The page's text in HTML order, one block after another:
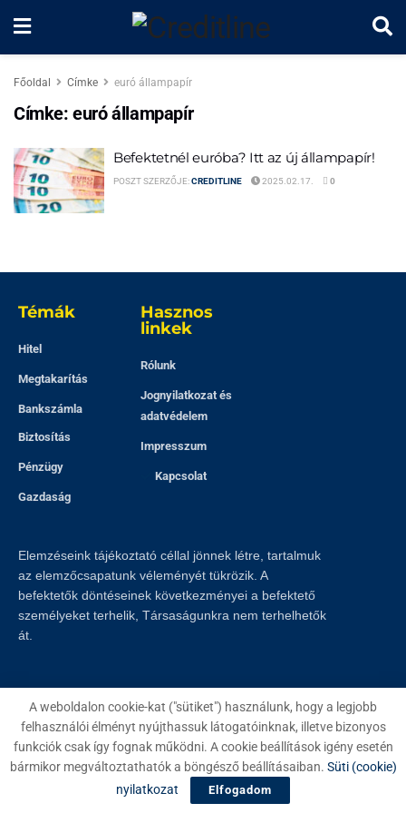
Főoldal Címke euró állampapír
Címke:euró állampapír
Befektetnél euróba? Itt az új állampapír!
POSZT SZERZŐJE:CREDITLINE 2025.02.17. 0
Témák
Hitel
Megtakarítás
Bankszámla
Biztosítás
Pénzügy
Gazdaság
Hasznos
linkek
Rólunk
Jognyilatkozat és
adatvédelem
Impresszum
Kapcsolat
Elemzéseink tájékoztató céllal jönnek létre, tartalmuk
az elemzőcsapatunk véleményét tükrözik. A
befektetők döntéseinek következményei a befektető
személyeket terhelik, Társaságunkra nem terhelhetők
át.
© 2023Creditline- Minden jog fenntartva
A weboldalon cookie-kat ("sütiket") használunk, hogy a legjobb
felhasználói élményt nyújthassuk látogatóinknak, illetve bizonyos
funkciók csak így fognak működni. A cookie beállítások igény esetén
bármikor megváltoztathatók a böngésző beállításaiban. Süti (cookie)
nyilatkozat
Elfogadom